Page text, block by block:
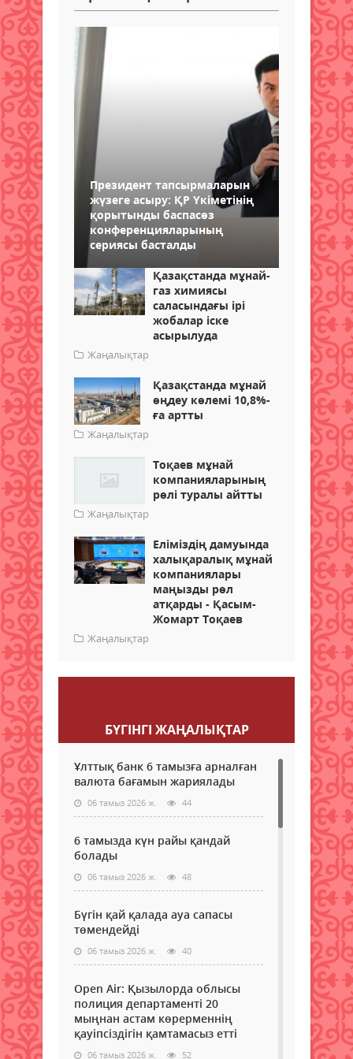
Президент тапсырмаларын
жүзеге асыру: ҚР Үкіметінің
қорытынды баспасөз
конференцияларының
сериясы басталды
Қазақстанда мұнай-
газ химиясы
саласындағы ірі
жобалар іске
асырылуда
Жаңалықтар
Қазақстанда мұнай
өңдеу көлемі 10,8%-
ға артты
Жаңалықтар
Тоқаев мұнай
компанияларының
рөлі туралы айтты
Жаңалықтар
Еліміздің дамуында
халықаралық мұнай
компаниялары
маңызды рөл
атқарды - Қасым-
Жомарт Тоқаев
Жаңалықтар
БҮГІНГI ЖАҢАЛЫҚТАР
Ұлттық банк 6 тамызға арналған
валюта бағамын жариялады
06 тамыз 2026 ж. 44
6 тамызда күн райы қандай
болады
06 тамыз 2026 ж. 48
Бүгін қай қалада ауа сапасы
төмендейді
06 тамыз 2026 ж. 40
Open Air: Қызылорда облысы
полиция департаменті 20
мыңнан астам көрерменнің
қауіпсіздігін қамтамасыз етті
06 тамыз 2026 ж. 52